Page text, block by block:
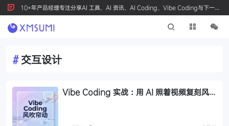
10+年产品经理专注分享AI 工具、AI 资讯、AI Coding、Vibe Coding与下一代
产品创新，按 Ctrl+D 收藏我们
#交互设计
Vibe Coding 实战：用 AI 照着视频复刻风吹